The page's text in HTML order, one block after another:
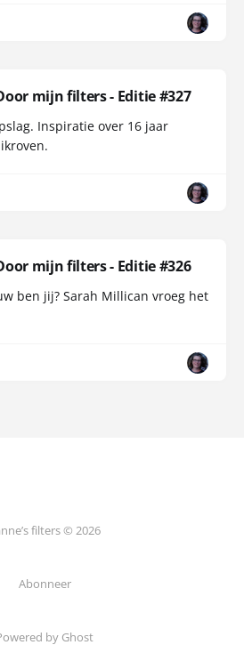
mijn filters - Editie #327
Inspiratie over 16 jaar
mijn filters - Editie #326
ben jij? Sarah Millican vroeg het
filters © 2026
Abonneer
by Ghost